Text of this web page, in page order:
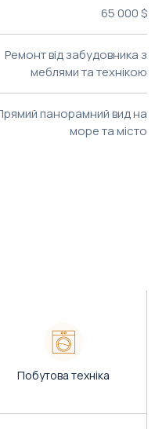
65 000 $
Ремонт від забудовника з
меблями та технікою
панорамний вид на
море та місто
Побутова техніка